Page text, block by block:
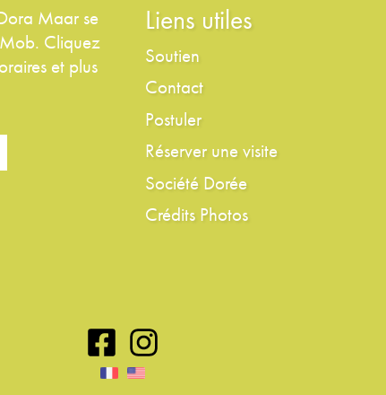
Maar se
Cliquez
et plus
Liens utiles
Soutien
Contact
Postuler
Réserver une visite
Société Dorée
Crédits Photos